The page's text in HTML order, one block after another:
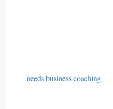
needs business coaching